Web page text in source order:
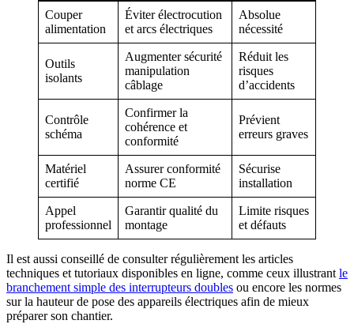
Couper
alimentation
Éviter électrocution
et arcs électriques
Absolue
nécessité
Outils
isolants
Augmenter sécurité
manipulation
câblage
Réduit les
risques
d’accidents
Contrôle
schéma
Confirmer la
cohérence et
conformité
Prévient
erreurs graves
Matériel
certifié
Assurer conformité
norme CE
Sécurise
installation
Appel
professionnel
Garantir qualité du
montage
Limite risques
et défauts
Il est aussi conseillé de consulter régulièrement les articles
techniques et tutoriaux disponibles en ligne, comme ceux illustrant le
branchement simple des interrupteurs doubles ou encore les normes
sur la hauteur de pose des appareils électriques afin de mieux
préparer son chantier.